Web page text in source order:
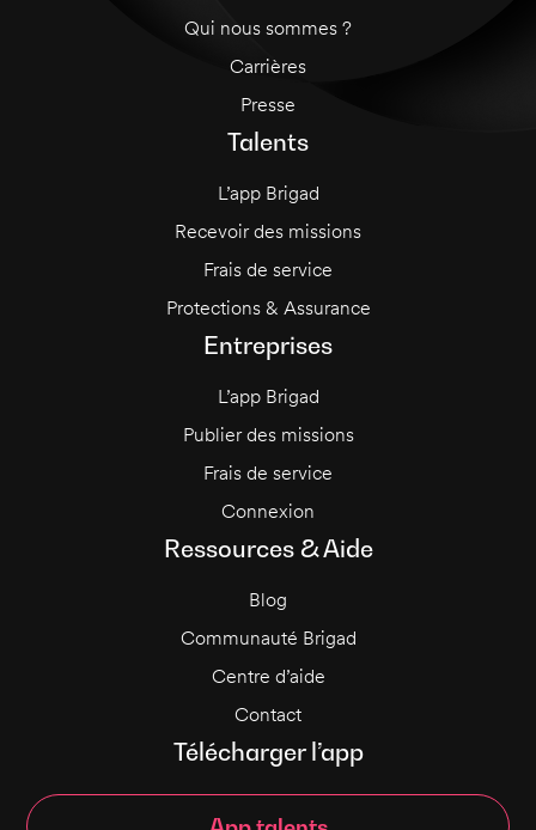
Qui nous sommes ?
Carrières
Presse
Talents
L’app Brigad
Recevoir des missions
Frais de service
Protections & Assurance
Entreprises
L’app Brigad
Publier des missions
Frais de service
Connexion
Ressources & Aide
Blog
Communauté Brigad
Centre d’aide
Contact
Télécharger l’app